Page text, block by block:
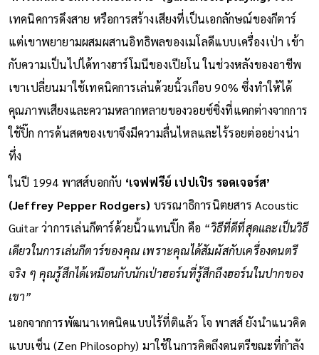
‘การเล่นแบบกีตาร์โดยเฉพาะ’ (guitaristic playing)เช่น
เทคนิคการดึงสาย หรือการสร้างเสียงที่เป็นเอกลักษณ์ของกีตาร์
แต่เขาพยายามผสมผสานอิทธิพลของเมโลดีแบบเครื่องเป่า เข้า
กับความเป็นไปได้ทางฮาร์โมนีของเปียโน ในช่วงหลังของอาชีพ
เขาเปลี่ยนมาใช้เทคนิคการเล่นด้วยนิ้วเกือบ 90% ซึ่งทำให้ได้
คุณภาพเสียงและความหลากหลายของวอยซ์ซิ่งที่แตกต่างจากการ
ใช้ปิ๊ก การด้นสดของเขาจึงมีความลื่นไหลและไร้รอยต่ออย่างน่า
ทึ่ง
ในปี 1994 พาสส์บอกกับ‘เจฟฟรีย์ เปปเปิร รอดเจอร์ส’
(Jeffrey Pepper Rodgers)บรรณาธิการนิตยสาร Acoustic
Guitar ว่าการเล่นกีตาร์ด้วยนิ้วแทนปิ๊ก คือ“วิธีที่ดีที่สุดและเป็นวิธี
เดียวในการเล่นกีตาร์ของคุณ เพราะคุณได้สัมผัสกับเครื่องดนตรี
จริง ๆ คุณรู้สึกได้เหมือนกับนักเป่าฮอร์นที่รู้สึกถึงฮอร์นในปากของ
นอกจากการพัฒนาเทคนิคแบบไร้ที่ติแล้ว โจ พาสส์ ยังนำแนวคิด